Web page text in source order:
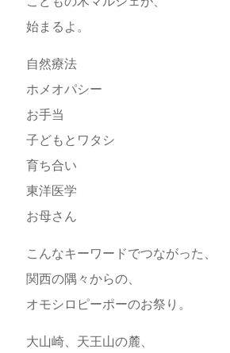
始まるよ。
自然療法
ホメオパシー
お手当
子どもとワタシ
育ち合い
東洋医学
お母さん
こんなキーワードでつながった、
関西の隅々からの、
オモシロピーポーのお祭り。
大山崎、天王山の麓、